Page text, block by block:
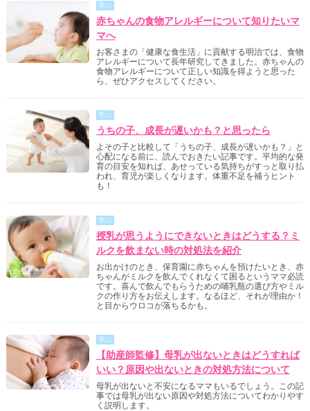
学ぶ
赤ちゃんの食物アレルギーについて知りたいマ
マへ
お客さまの「健康な食生活」に貢献する明治では、食物
アレルギーについて長年研究してきました。赤ちゃんの
食物アレルギーについて正しい知識を得ようと思った
ら、ぜひアクセスしてください。
学ぶ
うちの子、成長が遅いかも？と思ったら
よその子と比較して「うちの子、成長が遅いかも？」と
心配になる前に、読んでおきたい記事です。平均的な発
育の目安を知れば、あせっている気持ちがすっと取り払
われ、育児が楽しくなります。体重不足を補うヒント
も！
学ぶ
授乳が思うようにできないときはどうする？ミ
ルクを飲まない時の対処法を紹介
お出かけのとき、保育園に赤ちゃんを預けたいとき、赤
ちゃんがミルクを飲んでくれなくて困るというママ必読
です。喜んで飲んでもらうための哺乳瓶の選び方やミル
クの作り方をお伝えします。なるほど、それが理由か！
と目からウロコが落ちるかも。
学ぶ
【助産師監修】母乳が出ないときはどうすれば
いい？原因や出ないときの対処方法について
母乳が出ないと不安になるママもいるでしょう。この記
事では母乳が出ない原因や対処方法についてわかりやす
く説明します。